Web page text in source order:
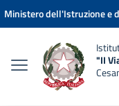
Vai ai contenuti
Vai al menu di navigazione
Vai al footer
Ministero dell'Istruzione e
"II